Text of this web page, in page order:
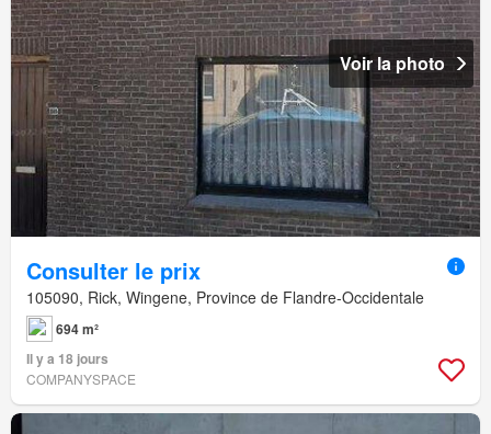
Voir la photo
Consulter le prix
105090, Rick, Wingene, Province de Flandre-Occidentale
694 m²
Il y a 18 jours
COMPANYSPACE